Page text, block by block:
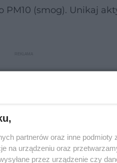
(smog). Unikaj
partnerów oraz inne
na urządzeniu oraz
przez urządzenie czy